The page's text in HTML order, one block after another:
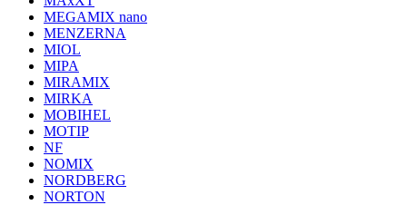
MEGAMIX nano
MENZERNA
MIOL
MIPA
MIRAMIX
MIRKA
MOBIHEL
MOTIP
NF
NOMIX
NORDBERG
NORTON